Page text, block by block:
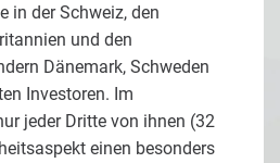
in der Schweiz, den
und den
Dänemark, Schweden
Investoren. Im
jeder Dritte von ihnen (32
einen besonders